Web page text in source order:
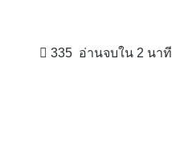
335 อ่านจบใน 2 นาที